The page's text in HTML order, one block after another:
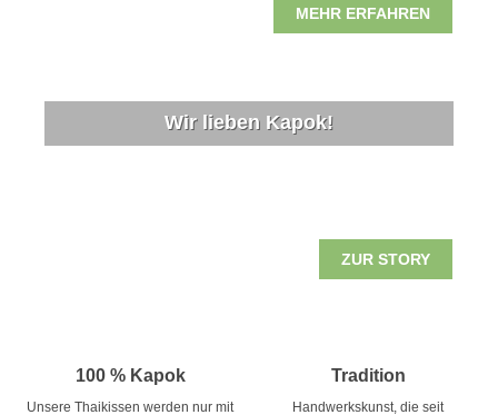
MEHR ERFAHREN
Wir lieben Kapok!
ZUR STORY
100 % Kapok
Unsere Thaikissen werden nur mit
Tradition
Handwerkskunst, die seit